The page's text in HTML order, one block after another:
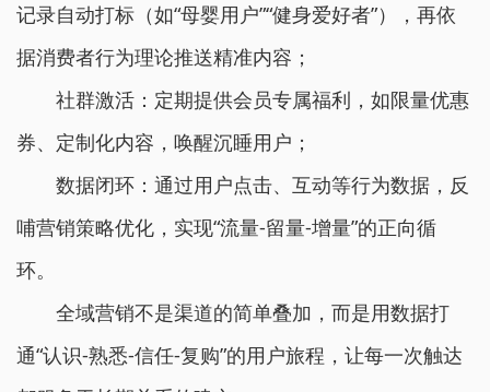
记录自动打标（如“母婴用户”“健身爱好者”），再依
据消费者行为理论推送精准内容；
社群激活：定期提供会员专属福利，如限量优惠
券、定制化内容，唤醒沉睡用户；
数据闭环：通过用户点击、互动等行为数据，反
哺营销策略优化，实现“流量-留量-增量”的正向循
环。
全域营销不是渠道的简单叠加，而是用数据打
通“认识-熟悉-信任-复购”的用户旅程，让每一次触达